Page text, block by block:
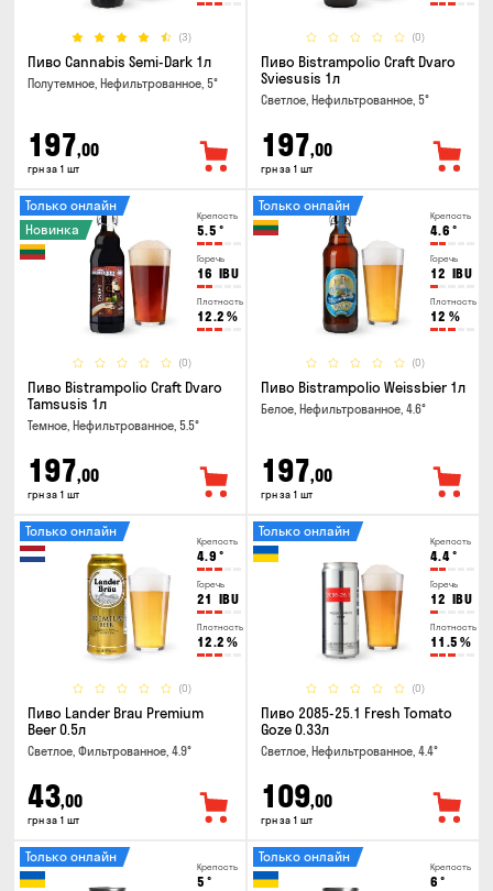
(3)
Пиво Cannabis Semi-Dark 1л
Полутемное, Нефильтрованное, 5°
197,00
грн за 1 шт
(0)
Пиво Bistrampolio Craft Dvaro
Sviesusis 1л
Светлое, Нефильтрованное, 5°
197,00
грн за 1 шт
Крепость
5.5 °
Горечь
16 IBU
Плотность
12.2 %
(0)
Только онлайн
Новинка
Пиво Bistrampolio Craft Dvaro
Tamsusis 1л
Темное, Нефильтрованное, 5.5°
197,00
грн за 1 шт
Крепость
4.6 °
Горечь
12 IBU
Плотность
12 %
(0)
Только онлайн
Пиво Bistrampolio Weissbier 1л
Белое, Нефильтрованное, 4.6°
197,00
грн за 1 шт
Крепость
4.9 °
Горечь
21 IBU
Плотность
12.2 %
(0)
Только онлайн
Пиво Lander Brau Premium
Beer 0.5л
Светлое, Фильтрованное, 4.9°
43,00
грн за 1 шт
Крепость
4.4°
Горечь
12 IBU
Плотность
11.5 %
(0)
Только онлайн
Пиво 2085-25.1 Fresh Tomato
Goze 0.33л
Светлое, Нефильтрованное, 4.4°
109,00
грн за 1 шт
Крепость
5 °
Только онлайн
Крепость
6 °
Только онлайн